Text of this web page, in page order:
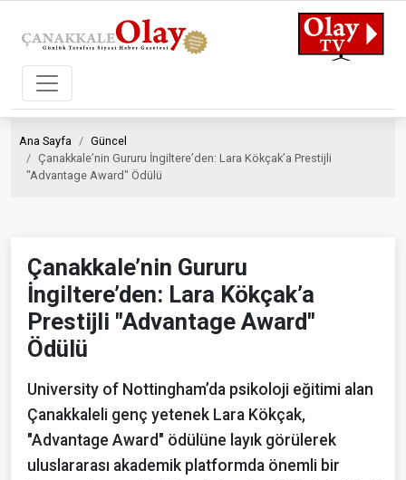
Ana Sayfa
Güncel
Çanakkale’nin Gururu İngiltere’den: Lara Kökçak’a Prestijli
"Advantage Award" Ödülü
Çanakkale’nin Gururu
İngiltere’den: Lara Kökçak’a
Prestijli "Advantage Award"
Ödülü
University of Nottingham’da psikoloji eğitimi alan
Çanakkaleli genç yetenek Lara Kökçak,
"Advantage Award" ödülüne layık görülerek
uluslararası akademik platformda önemli bir